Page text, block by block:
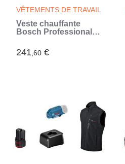
VÊTEMENTS DE TRAVAIL
Veste chauffante
Bosch Professional
2XL, avec batterie 12V
- 06188000G8
241,60 €